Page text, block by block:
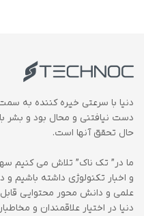
دنیا با سرعتی خیره کننده به
دست نیافتنی و محال بود و بشر
حال تحقق آنها است.
ما در” تک ناک” تلاش می کنیم
و اخبار تکنولوژی داشته باشیم
علمی و دانش محور محتوایی قابل
دنیا در اختیار علاقمندان و